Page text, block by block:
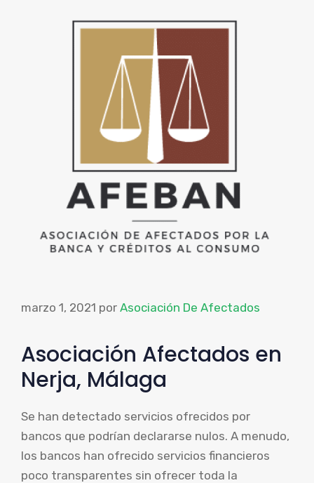
marzo 1, 2021 por Asociación De Afectados
Asociación Afectados en
Nerja, Málaga
Se han detectado servicios ofrecidos por
bancos que podrían declararse nulos. A menudo,
los bancos han ofrecido servicios financieros
poco transparentes sin ofrecer toda la